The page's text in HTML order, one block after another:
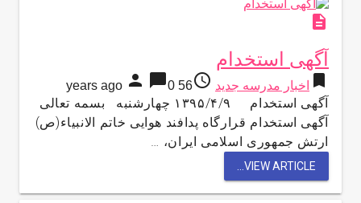
description
آگهی استخدام
bookmark اخبار مدرسه جدید access_time
56 years ago
person chat_bubble0
آگهی استخدام ۱۳۹۵/۴/۹ چهارشنبه بسمه تعالی
آگهی استخدام قرارگاه پدافند هوایی خاتم الانبیاء(ص)
ارتش جمهوری اسلامی ایران، …
VIEW ARTICLE...